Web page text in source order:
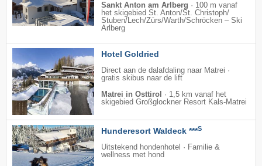
Sankt Anton am Arlberg · 100 m vanaf
het skigebied St. Anton/​St. Christoph/​
Stuben/​Lech/​Zürs/​Warth/​Schröcken – Ski
Arlberg
Hotel Goldried
Direct aan de dalafdaling naar Matrei ·
gratis skibus naar de lift
Matrei in Osttirol
· 1,5 km vanaf het
skigebied Großglockner Resort Kals-Matrei
Hunderesort Waldeck ***S
Uitstekend hondenhotel · Familie &
wellness met hond